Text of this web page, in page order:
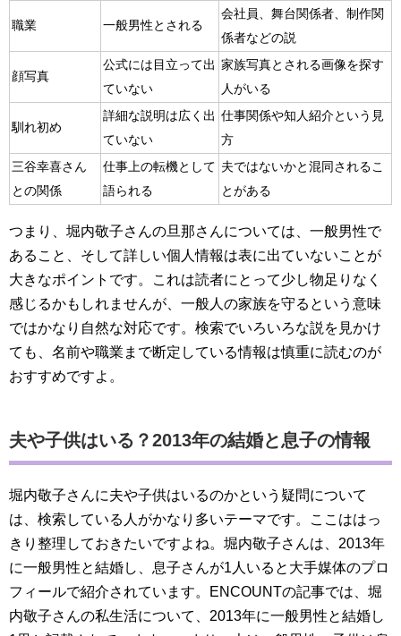
職業 一般男性とされる
会社員、舞台関係者、制作関
係者などの説
顔写真
公式には目立って出
ていない
家族写真とされる画像を探す
人がいる
馴れ初め
詳細な説明は広く出
ていない
仕事関係や知人紹介という見
方
三谷幸喜さん
との関係
仕事上の転機として
語られる
夫ではないかと混同されるこ
とがある
つまり、堀内敬子さんの旦那さんについては、一般男性で
あること、そして詳しい個人情報は表に出ていないことが
大きなポイントです。これは読者にとって少し物足りなく
感じるかもしれませんが、一般人の家族を守るという意味
ではかなり自然な対応です。検索でいろいろな説を見かけ
ても、名前や職業まで断定している情報は慎重に読むのが
おすすめですよ。
夫や子供はいる？2013年の結婚と息子の情報
堀内敬子さんに夫や子供はいるのかという疑問について
は、検索している人がかなり多いテーマです。ここははっ
きり整理しておきたいですよね。堀内敬子さんは、2013年
に一般男性と結婚し、息子さんが1人いると大手媒体のプロ
フィールで紹介されています。ENCOUNTの記事では、堀
内敬子さんの私生活について、2013年に一般男性と結婚し